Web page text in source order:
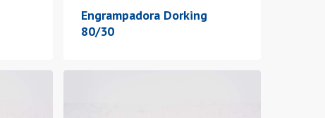
Engrampadora Dorking
80/30